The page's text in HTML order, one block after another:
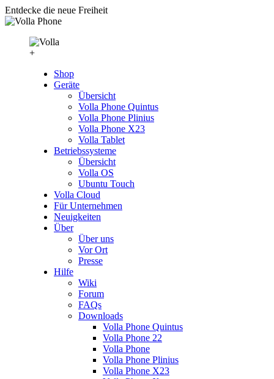
Entdecke die neue Freiheit
+
Shop
Geräte
Übersicht
Volla Phone Quintus
Volla Phone Plinius
Volla Phone X23
Volla Tablet
Betriebssysteme
Übersicht
Volla OS
Ubuntu Touch
Volla Cloud
Für Unternehmen
Neuigkeiten
Über
Über uns
Vor Ort
Presse
Hilfe
Wiki
Forum
FAQs
Downloads
Volla Phone Quintus
Volla Phone 22
Volla Phone
Volla Phone Plinius
Volla Phone X23